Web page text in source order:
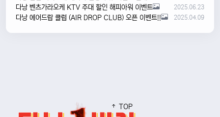
다낭 벤츠가라오케 KTV 주대 할인 해피아워 이벤트 2025.06.23
다낭 에어드랍 클럽 (AIR DROP CLUB) 오픈 이벤트!! 2025.04.09
TOP